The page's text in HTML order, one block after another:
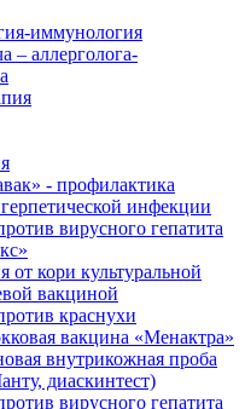
иммунология
– аллерголога-
- профилактика
инфекции
вирусного гепатита
от кори культуральной
вакциной
краснухи
вакцина «Менактра»
внутрикожная проба
диаскинтест)
вирусного гепатита